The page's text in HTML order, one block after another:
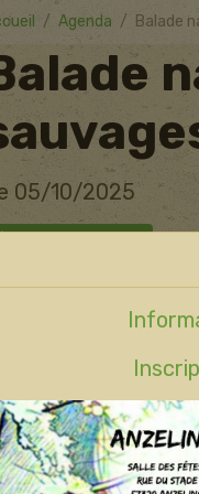
Agenda Balade
05/10/2025
Ajouter au calendrier